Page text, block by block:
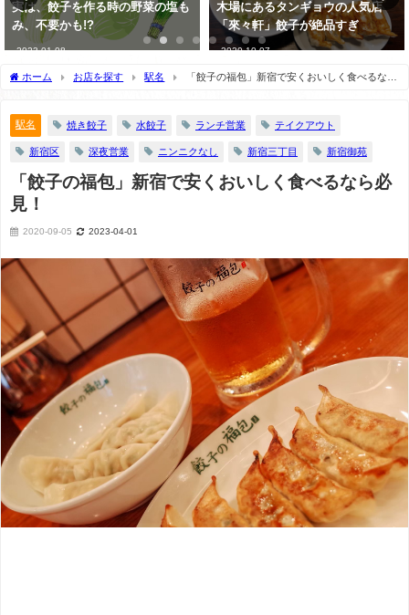
木場にあるタンギョウの人気店
「來々軒」餃子が絶品すぎ
2020-10-07
スーパーの生餃子が100円で最強
においしいって知ってる？
2021-01-14
ホーム お店を探す 駅名
「餃子の福包」新宿で安くおいしく食べるなら
駅名 焼き餃子 水餃子 ランチ営業 テイクアウト
新宿区 深夜営業 ニンニクなし 新宿三丁目 新宿御苑
「餃子の福包」新宿で安くおいしく食べるなら必
見！
2020-09-05 2023-04-01